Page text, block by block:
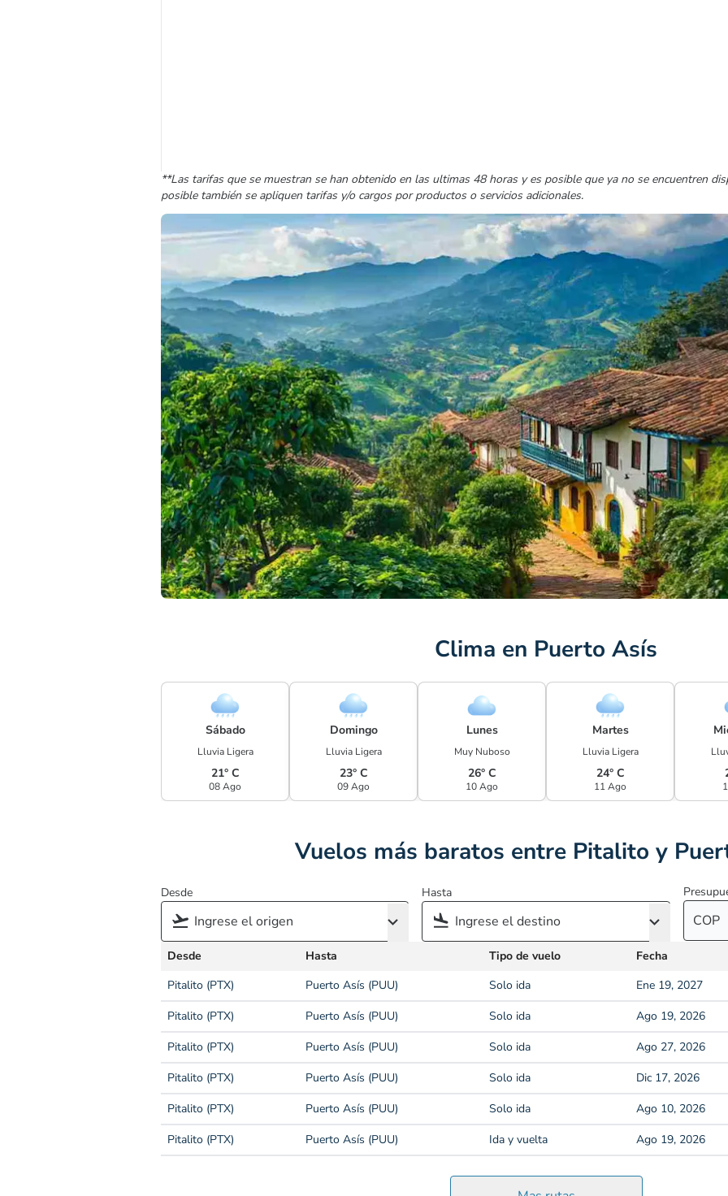
**Las tarifas que se muestran se han obtenido en las ultimas 48 horas y es posible que ya no se encuentren
posible también se apliquen tarifas y/o cargos por productos o servicios adicionales.
Clima en Puerto Asís
Sábado
Lluvia Ligera
21° C
08 Ago
Domingo
Lluvia Ligera
23° C
09 Ago
Lunes
Muy Nuboso
26° C
10 Ago
Martes
Lluvia Ligera
24° C
11 Ago
Vuelos más baratos entre Pitalito y
Desde Hasta
COP
Desde Hasta Tipo de vuelo
Fecha
Pitalito (PTX)
Puerto Asís (PUU) Solo ida
Ene 19, 2027
Pitalito (PTX)
Puerto Asís (PUU) Solo ida
Ago 19, 2026
Pitalito (PTX)
Puerto Asís (PUU) Solo ida
Ago 27, 2026
Pitalito (PTX)
Puerto Asís (PUU) Solo ida
Dic 17, 2026
Pitalito (PTX)
Puerto Asís (PUU) Solo ida
Ago 10, 2026
Pitalito (PTX)
Puerto Asís (PUU) Ida y vuelta Ago 19, 2026